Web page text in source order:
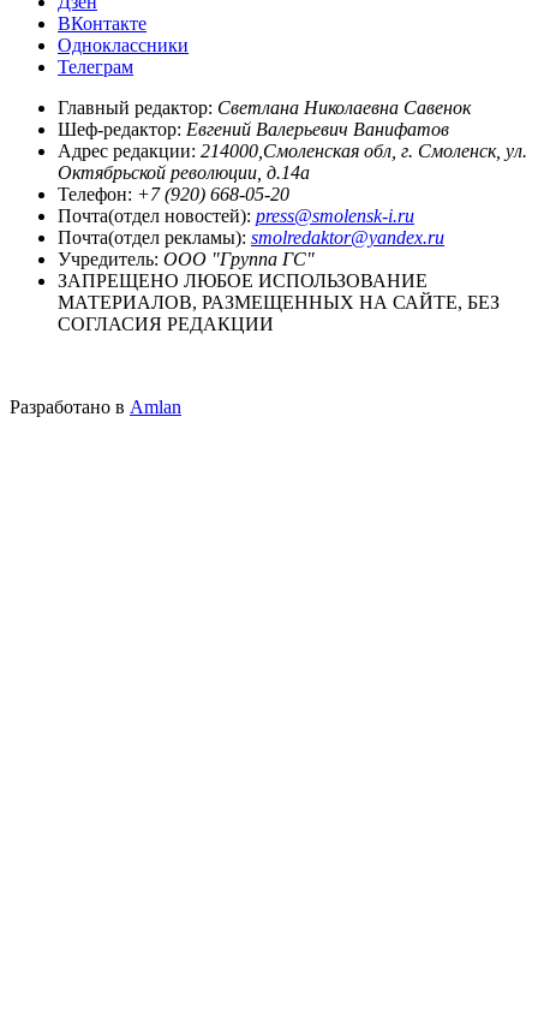
ВКонтакте
Одноклассники
Телеграм
Главный редактор: Светлана Николаевна Савенок
Шеф-редактор: Евгений Валерьевич Ванифатов
Адрес редакции: 214000,Смоленская обл, г. Смоленск, ул.
Октябрьской революции, д.14а
Телефон: +7 (920) 668-05-20
Почта(отдел новостей): press@smolensk-i.ru
Почта(отдел рекламы): smolredaktor@yandex.ru
Учредитель: ООО "Группа ГС"
ЗАПРЕЩЕНО ЛЮБОЕ ИСПОЛЬЗОВАНИЕ
МАТЕРИАЛОВ, РАЗМЕЩЕННЫХ НА САЙТЕ, БЕЗ
СОГЛАСИЯ РЕДАКЦИИ
Разработано в Amlan